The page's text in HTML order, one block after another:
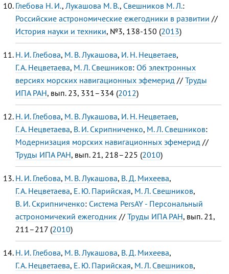
Глебова Н. И., Лукашова М. В., Свешников М. Л.:
Российские астрономические ежегодники в развитии //
История науки и техники, №3, 138-150 (2013)
Н. И. Глебова, М. В. Лукашова, И. Н. Нецветаев,
Г. А. Нецветаева, М. Л. Свешников: Об электронных
версиях морских навигационных эфемерид // Труды
ИПА РАН, вып. 23, 331–334 (2012)
Н. И. Глебова, М. В. Лукашова, И. Н. Нецветаев,
Г. А. Нецветаева, В. И. Скрипниченко, М. Л. Свешников:
Модернизация морских навигационных эфемерид //
Труды ИПА РАН, вып. 21, 218–225 (2010)
Н. И. Глебова, М. В. Лукашова, В. Д. Михеева,
Г. А. Нецветаева, Е. Ю. Парийская, М. Л. Свешников,
В. И. Скрипниченко: Система PersAY - Персональный
астрономичекий ежегодник // Труды ИПА РАН, вып. 21,
211–217 (2010)
Н. И. Глебова, М. В. Лукашова, В. Д. Михеева,
Г. А. Нецветаева, Е. Ю. Парийская, М. Л. Свешников,